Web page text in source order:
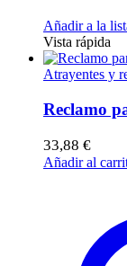
Añadir a la
Vista rápida
Atrayentes y
Reclamo
33,88 €
Añadir al